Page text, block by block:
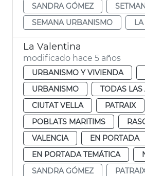
SANDRA GÓMEZ
SEMANA URBANISMO
La Valentina
modificado hace 5 años
URBANISMO Y VIVIENDA
URBANISMO
TODAS LAS
CIUTAT VELLA
PATRAIX
POBLATS MARITIMS
VALENCIA
EN PORTADA
EN PORTADA TEMÁTICA
SANDRA GÓMEZ